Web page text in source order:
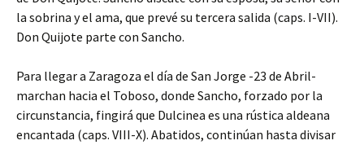
la sobrina y el ama, que prevé su tercera salida (caps. I-VII).
Don Quijote parte con Sancho.
Para llegar a Zaragoza el día de San Jorge -23 de Abril-
marchan hacia el Toboso, donde Sancho, forzado por la
circunstancia, fingirá que Dulcinea es una rústica aldeana
encantada (caps. VIII-X). Abatidos, continúan hasta divisar